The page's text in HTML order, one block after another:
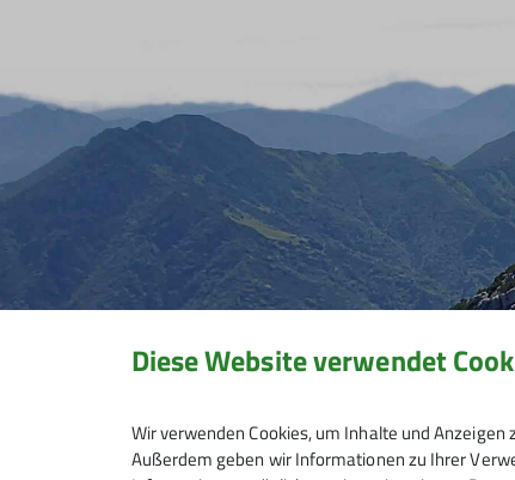
Diese Website verwendet
Wir verwenden Cookies, um Inhalte und
Außerdem geben wir Informationen zu Ihrer